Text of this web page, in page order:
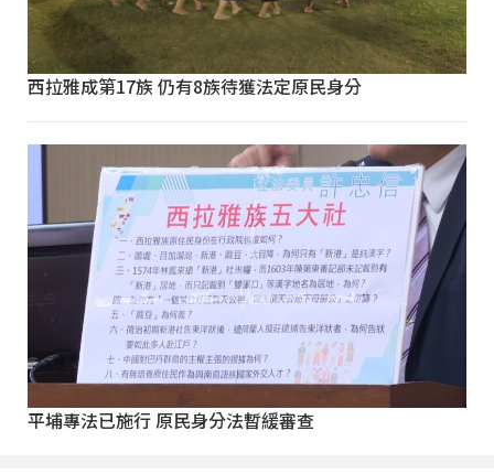
西拉雅成第17族 仍有8族待獲法定原民身分
平埔專法已施行 原民身分法暫緩審查